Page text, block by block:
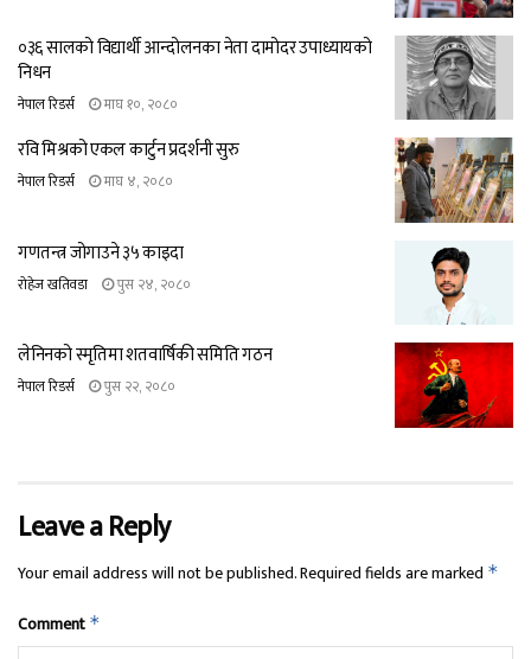
०३६ सालको विद्यार्थी आन्दोलनका नेता दामोदर उपाध्यायको
निधन
नेपाल रिडर्स माघ १०, २०८०
रवि मिश्रको एकल कार्टुन प्रदर्शनी सुरु
नेपाल रिडर्स माघ ४, २०८०
गणतन्त्र जोगाउने ३५ काइदा
रोहेज खतिवडा पुस २४, २०८०
लेनिनको स्मृतिमा शतवार्षिकी समिति गठन
नेपाल रिडर्स पुस २२, २०८०
Leave a Reply
Your email address will not be published.Required fields are marked *
Comment *